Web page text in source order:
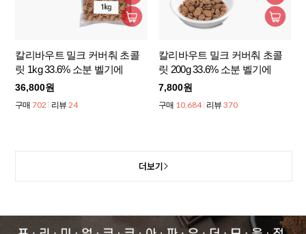
칼리바우트 밀크 커버춰 초콜
릿 1kg 33.6% 소분 벨기에
36,800원
구매 702 리뷰 24
칼리바우트 밀크 커버춰 초콜
릿 200g 33.6% 소분 벨기에
7,800원
구매 10,684 리뷰 370
더보기